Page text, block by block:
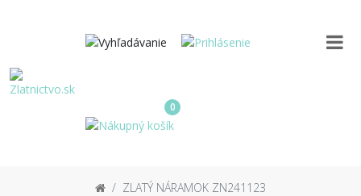
0
ZLATÝ NÁRAMOK ZN241123